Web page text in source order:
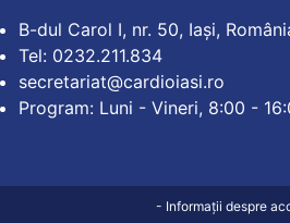
B-dul Carol I, nr. 50, Iași,
Tel: 0232.211.834
secretariat@cardioiasi.ro
Program: Luni - Vineri, 8:00 -
- Informații despre